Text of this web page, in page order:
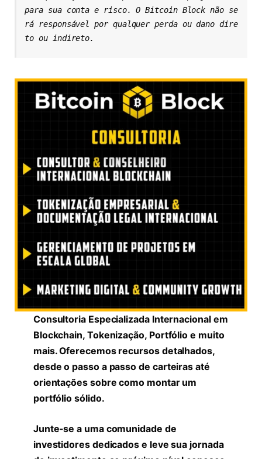
para sua conta e risco. O Bitcoin Block não se
rá responsável por qualquer perda ou dano dire
to ou indireto.
Consultoria Especializada Internacional em
Blockchain, Tokenização, Portfólio e muito
mais. Oferecemos recursos detalhados,
desde o passo a passo de carteiras até
orientações sobre como montar um
portfólio sólido.
Junte-se a uma comunidade de
investidores dedicados e leve sua jornada